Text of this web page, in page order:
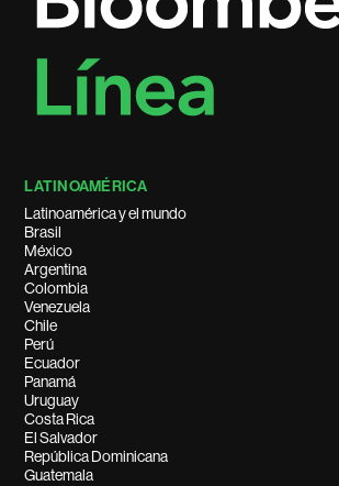
LATINOAMÉRICA
Latinoamérica y el mundo
Brasil
México
Argentina
Colombia
Venezuela
Chile
Perú
Ecuador
Panamá
Uruguay
Costa Rica
El Salvador
República Dominicana
Guatemala